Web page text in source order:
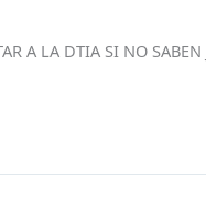
A LA DTIA SI NO SABEN